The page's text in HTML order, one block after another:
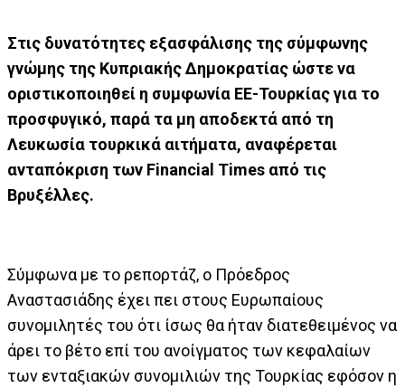
Στις δυνατότητες εξασφάλισης της σύμφωνης
γνώμης της Κυπριακής Δημοκρατίας ώστε να
οριστικοποιηθεί η συμφωνία ΕΕ-Τουρκίας για το
προσφυγικό, παρά τα μη αποδεκτά από τη
Λευκωσία τουρκικά αιτήματα, αναφέρεται
ανταπόκριση των Financial Times από τις
Βρυξέλλες.
Σύμφωνα με το ρεπορτάζ, ο Πρόεδρος
Αναστασιάδης έχει πει στους Ευρωπαίους
συνομιλητές του ότι ίσως θα ήταν διατεθειμένος να
άρει το βέτο επί του ανοίγματος των κεφαλαίων
των ενταξιακών συνομιλιών της Τουρκίας εφόσον η